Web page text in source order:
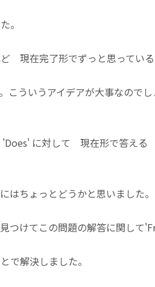
。
現在完了形でずっと思ってい
こういうアイデアが大事なのでし
に対して 現在形で答える
ちょっとどうかと思いました。
つけてこの問題の解答に関して
で解決しました。